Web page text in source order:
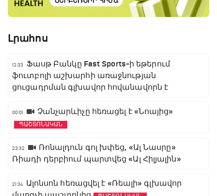
Լրահոս
12:33
Ֆասթ Բանկը Fast Sports-ի եթերում
ֆուտբոլի աշխարհի առաջնության
ցուցադրման գլխավոր հովանավորն է
00:01 Չանչարևիչը հեռացել է «Նոայից»
ՊԱՇՏՈՆԱԿԱՆ
23:32
Ռոնալդուն գոլ խփեց, «Ալ Նասրը»
Ռիադի դերբիում պարտվեց «Ալ Հիլյալին»
21:34 Ալոնսոն հեռացվել է «Ռեալի» գլխավոր